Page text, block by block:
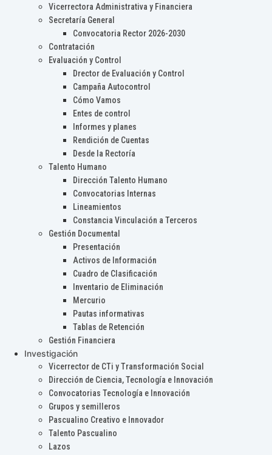
Vicerrectora Administrativa y Financiera
Secretaría General
Convocatoria Rector 2026-2030
Contratación
Evaluación y Control
Drector de Evaluación y Control
Campaña Autocontrol
Cómo Vamos
Entes de control
Informes y planes
Rendición de Cuentas
Desde la Rectoría
Talento Humano
Dirección Talento Humano
Convocatorias Internas
Lineamientos
Constancia Vinculación a Terceros
Gestión Documental
Presentación
Activos de Información
Cuadro de Clasificación
Inventario de Eliminación
Mercurio
Pautas informativas
Tablas de Retención
Gestión Financiera
Investigación
Vicerrector de CTi y Transformación Social
Dirección de Ciencia, Tecnología e Innovación
Convocatorias Tecnología e Innovación
Grupos y semilleros
Pascualino Creativo e Innovador
Talento Pascualino
Lazos